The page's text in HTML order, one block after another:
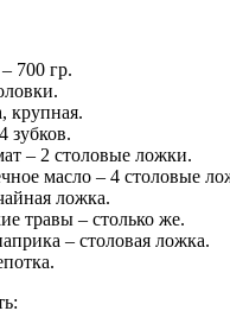
700 гр.
крупная.
зубков.
– 2 столовые ложки.
масло – 4 столовые
ложка.
травы – столько же.
– столовая ложка.